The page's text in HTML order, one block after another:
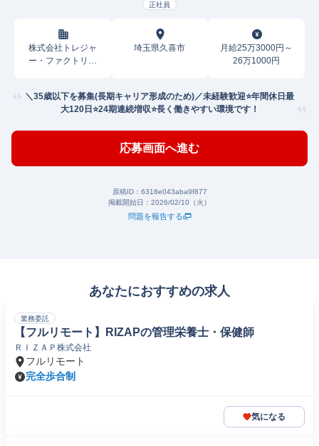
正社員
株式会社トレジャ
ー・ファクトリー
埼玉県久喜市
月給25万3000円～
26万1000円
＼35歳以下を募集(長期キャリア形成のため)／未経験歓迎⭐️年間休日最
大120日⭐️24期連続増収⭐️長く働きやすい環境です！
応募画面へ進む
原稿ID： 6318e043aba9f877
掲載開始日： 2026/02/10（火）
問題を報告する
あなたにおすすめの求人
業務委託
【フルリモート】RIZAPの管理栄養士・保健師
ＲＩＺＡＰ株式会社
フルリモート
完全歩合制
気になる